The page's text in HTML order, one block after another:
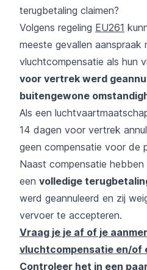
terugbetaling claimen?
Volgens regeling EU261
meeste gevallen aanspraak
vluchtcompensatie als hun
voor vertrek werd
buitengewone
Als een
14 dagen voor vertrek
geen compensatie voor de
Naast compensatie
een volledige
werd geannuleerd en zij
vervoer te accepteren.
Vraag je je af of je
vluchtcompensatie en/of
Controleer het in een